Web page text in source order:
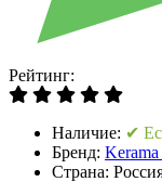
Рейтинг:
Наличие: ✔
Бренд:
Страна: